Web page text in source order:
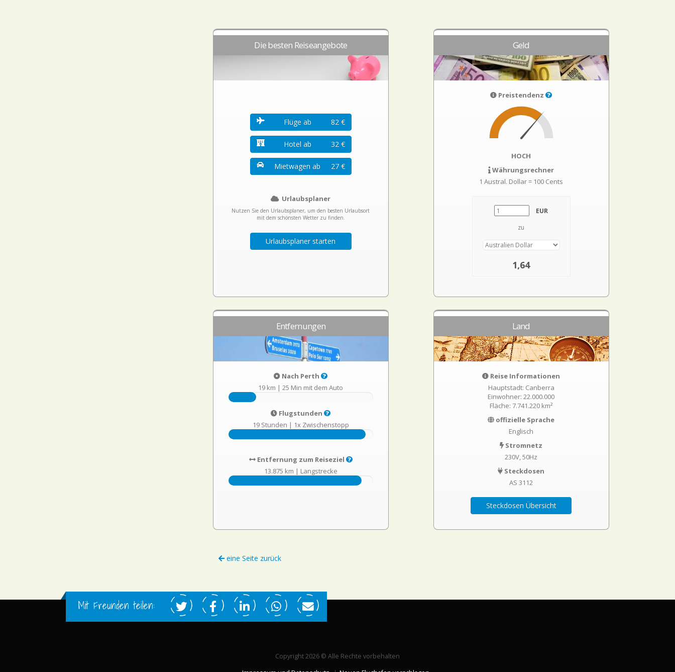
Die besten Reiseangebote
Flüge ab 82 €
Hotel ab 32 €
Mietwagen ab 27 €
Urlaubsplaner
Nutzen Sie den Urlaubsplaner, um den besten Urlaubsort
mit dem schönsten Wetter zu finden.
Urlaubsplaner starten
Geld
Preistendenz
HOCH
Währungsrechner
1 Austral. Dollar = 100 Cents
EUR
zu
1,64
Entfernungen
Nach Perth
19 km |25 Min mit dem Auto
Flugstunden
19 Stunden | 1x Zwischenstopp
Entfernung zum Reiseziel
13.875 km | Langstrecke
Land
Reise Informationen
Hauptstadt: Canberra
Einwohner: 22.000.000
Fläche: 7.741.220 km²
offizielle Sprache
Englisch
Stromnetz
230V, 50Hz
Steckdosen
AS 3112
Steckdosen Übersicht
eine Seite zurück
Mit Freunden teilen:
Copyright 2026 © Alle Rechte vorbehalten